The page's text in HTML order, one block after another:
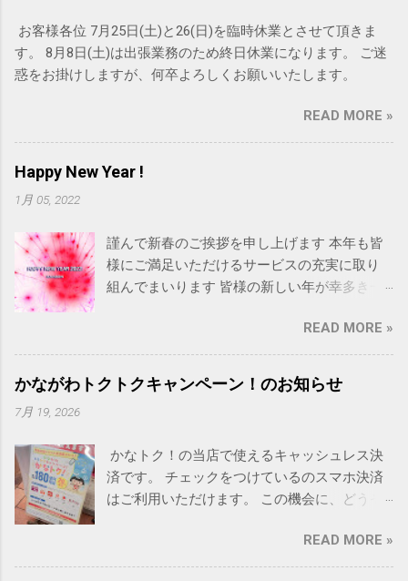
お客様各位 7月25日(土)と26(日)を臨時休業とさせて頂きま
す。 8月8日(土)は出張業務のため終日休業になります。 ご迷
惑をお掛けしますが、何卒よろしくお願いいたします。
READ MORE »
Happy New Year !
1月 05, 2022
謹んで新春のご挨拶を申し上げます 本年も皆
様にご満足いただけるサービスの充実に取り
組んでまいります 皆様の新しい年が幸多き一
New Year 2022! 今年もRAINBOWをよろしくお
願いします
READ MORE »
かながわトクトクキャンペーン！のお知らせ
7月 19, 2026
かなトク！の当店で使えるキャッシュレス決
済です。 チェックをつけているのスマホ決済
はご利用いただけます。 この機会に、どうぞ
READ MORE »